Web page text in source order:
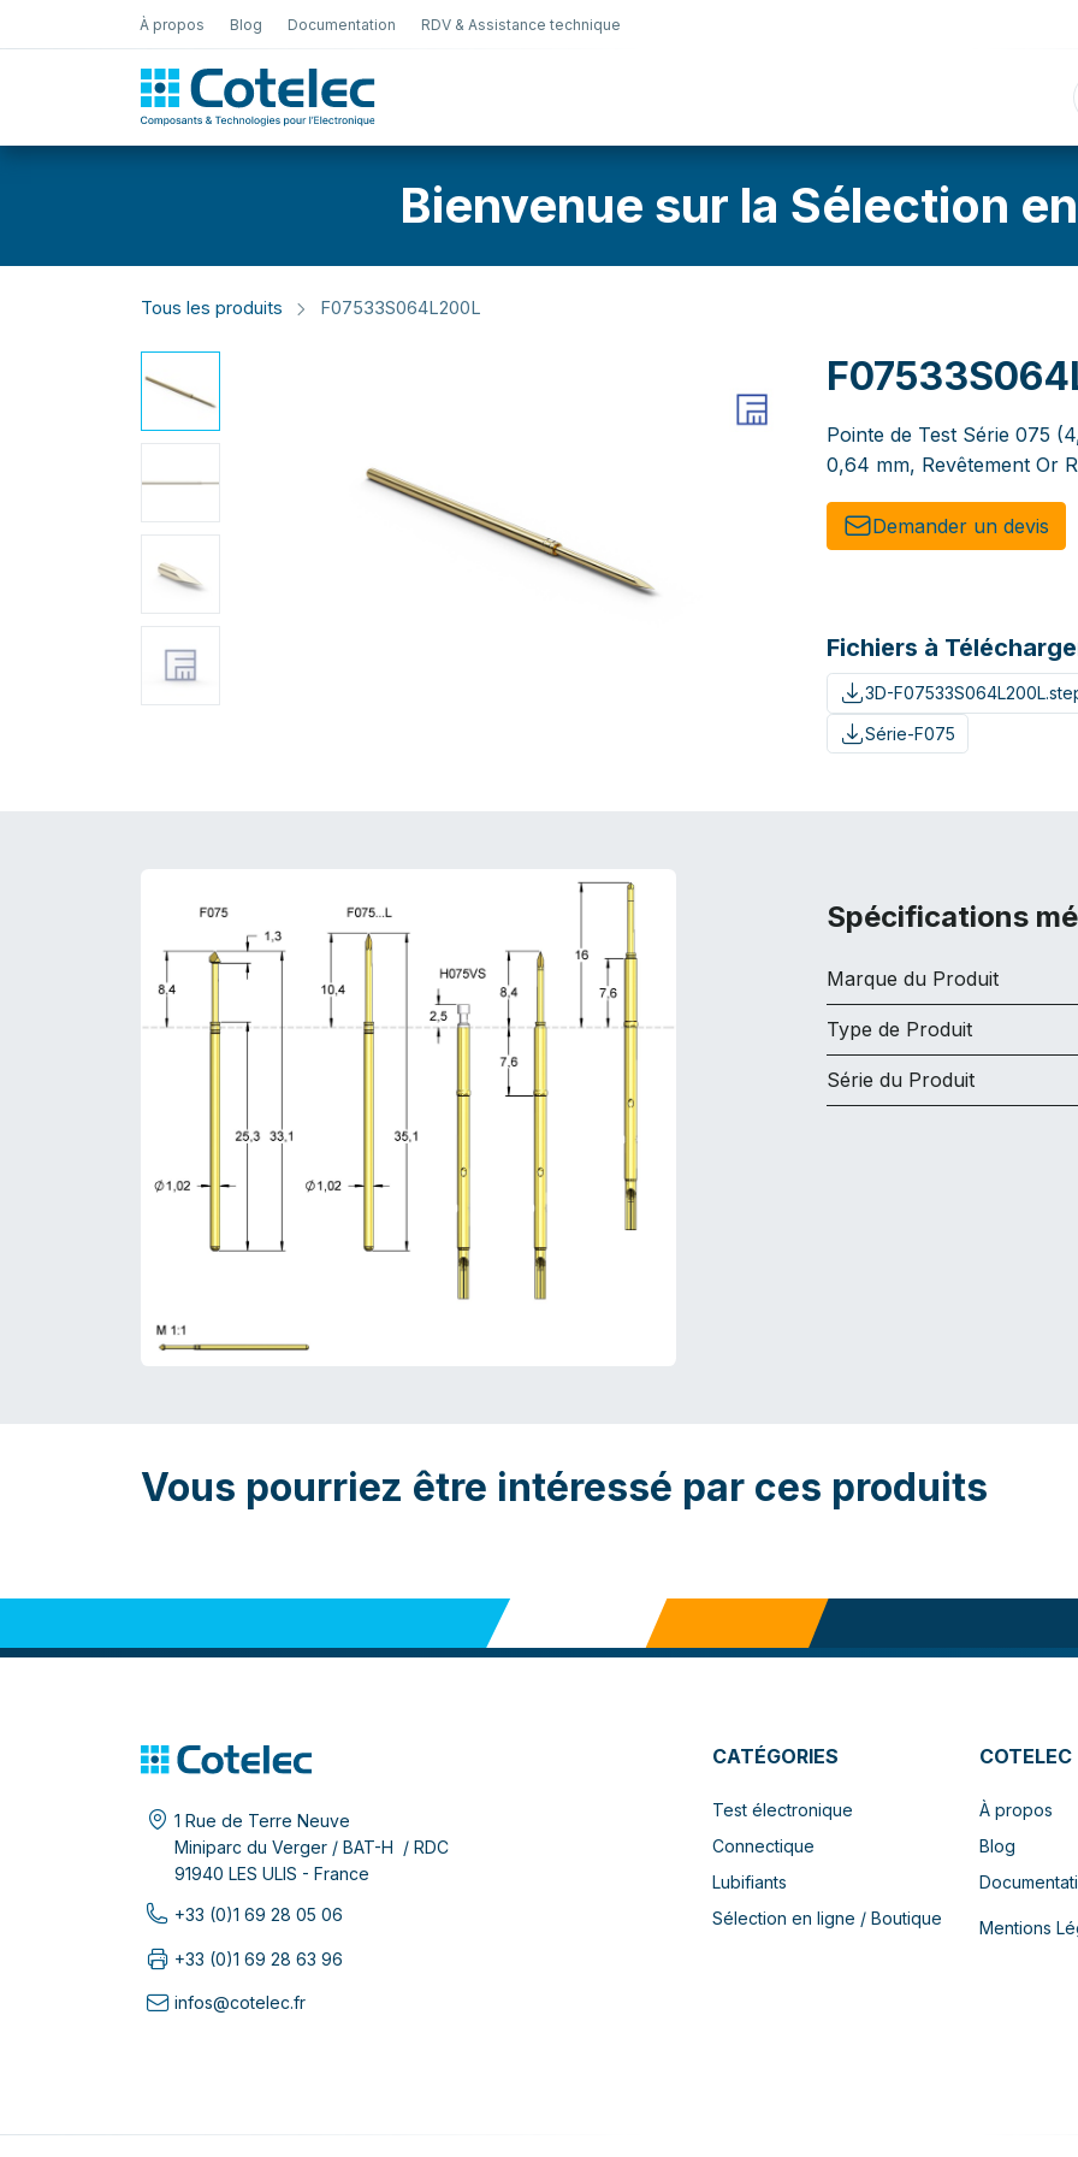
À propos Blog Documentation RDV & Assistance technique
Sélection en
Bienvenue sur la Sélection
Tous les produits F07533S064L200L
Pointe de Test Série 075
0,64 mm, Revêtement Or
Demander un de​​vis​​
Fichiers à
3D-
Série-F075
Spécifications
Marque du Produit
Type de Produit
Série du Produit
Vous pourriez être intéressé par ces produits
1 Rue de Terre Neuve
Miniparc du Verger / BAT-H / RDC
91940 LES ULIS - France
+33 (0)1 69 28 05 06
+33 (0)1 69 28 63 96
infos@cotelec.fr
CATÉGORIES
Test électronique
Connectique
Lubifiants
Sélection en ligne / Boutique
COTELEC
À propos
Blog
Mentions